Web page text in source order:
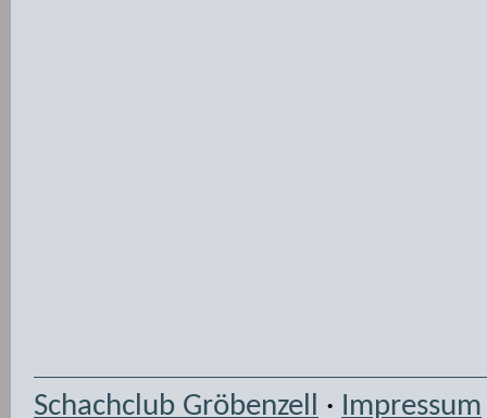
Schachclub Gröbenzell · Impressum